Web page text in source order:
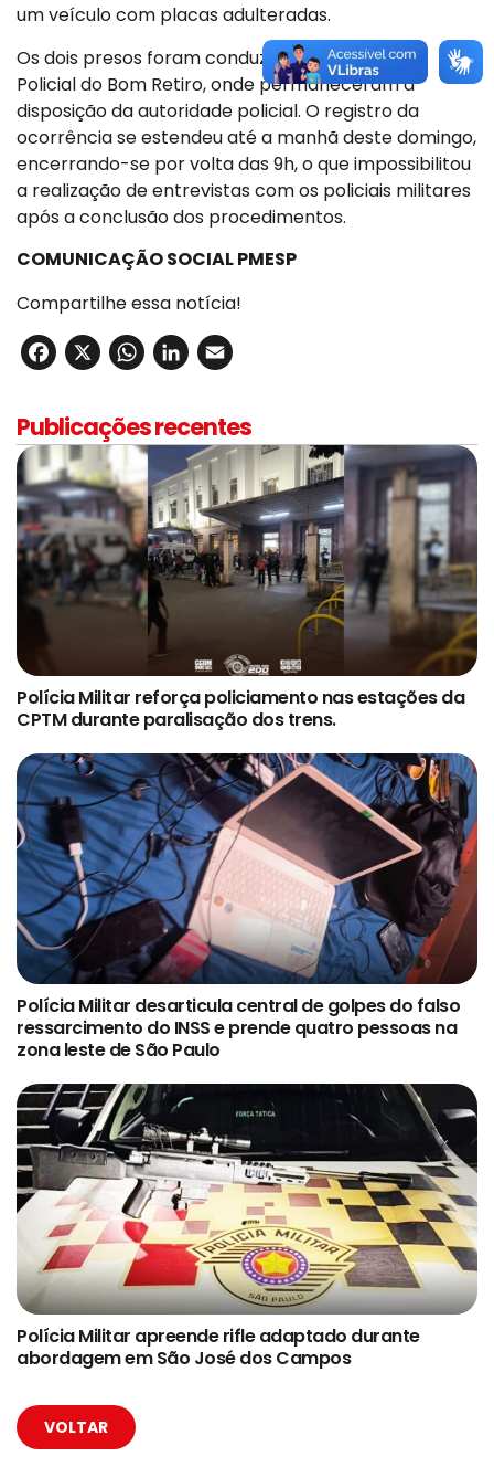
um veículo com placas adulteradas.
Os dois presos foram conduzidos ao 2º Distrito
Policial do Bom Retiro, onde permaneceram à
disposição da autoridade policial. O registro da
ocorrência se estendeu até a manhã deste domingo,
encerrando-se por volta das 9h, o que impossibilitou
a realização de entrevistas com os policiais militares
após a conclusão dos procedimentos.
COMUNICAÇÃO SOCIAL PMESP
Compartilhe essa notícia!
Facebook
X WhatsApp
LinkedIn
Publicações recentes
Polícia Militar reforça policiamento nas estações da
CPTM durante paralisação dos trens.
Polícia Militar desarticula central de golpes do falso
ressarcimento do INSS e prende quatro pessoas na
zona leste de São Paulo
Polícia Militar apreende rifle adaptado durante
abordagem em São José dos Campos
VOLTAR